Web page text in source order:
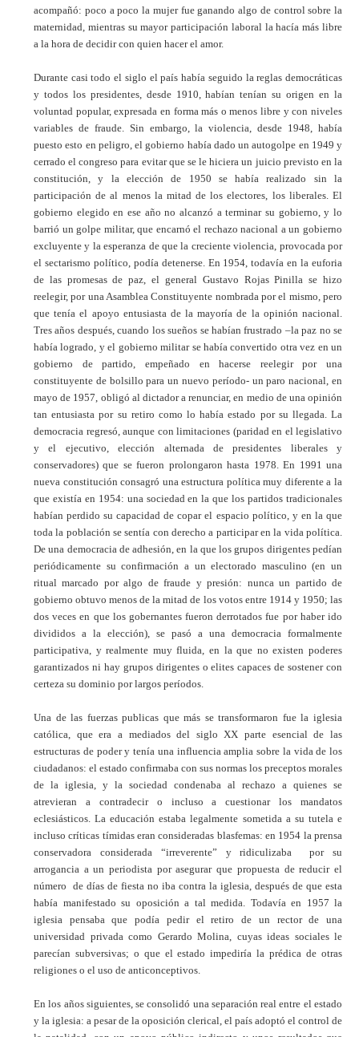
acompañó: poco a poco la mujer fue ganando algo de control sobre la
maternidad, mientras su mayor participación laboral la hacía más libre
a la hora de decidir con quien hacer el amor.
Durante casi todo el siglo el país había seguido la reglas democráticas
y todos los presidentes, desde 1910, habían tenían su origen en la
voluntad popular, expresada en forma más o menos libre y con niveles
variables de fraude. Sin embargo, la violencia, desde 1948, había
puesto esto en peligro, el gobierno había dado un autogolpe en 1949 y
cerrado el congreso para evitar que se le hiciera un juicio previsto en la
constitución, y la elección de 1950 se había realizado sin la
participación de al menos la mitad de los electores, los liberales. El
gobierno elegido en ese año no alcanzó a terminar su gobierno, y lo
barrió un golpe militar, que encarnó el rechazo nacional a un gobierno
excluyente y la esperanza de que la creciente violencia, provocada por
el sectarismo político, podía detenerse. En 1954, todavía en la euforia
de las promesas de paz, el general Gustavo Rojas Pinilla se hizo
reelegir, por una Asamblea Constituyente nombrada por el mismo, pero
que tenía el apoyo entusiasta de la mayoría de la opinión nacional.
Tres años después, cuando los sueños se habían frustrado –la paz no se
había logrado, y el gobierno militar se había convertido otra vez en un
gobierno de partido, empeñado en hacerse reelegir por una
constituyente de bolsillo para un nuevo período- un paro nacional, en
mayo de 1957, obligó al dictador a renunciar, en medio de una opinión
tan entusiasta por su retiro como lo había estado por su llegada. La
democracia regresó, aunque con limitaciones (paridad en el legislativo
y el ejecutivo, elección alternada de presidentes liberales y
conservadores) que se fueron prolongaron hasta 1978. En 1991 una
nueva constitución consagró una estructura política muy diferente a la
que existía en 1954: una sociedad en la que los partidos tradicionales
habían perdido su capacidad de copar el espacio político, y en la que
toda la población se sentía con derecho a participar en la vida política.
De una democracia de adhesión, en la que los grupos dirigentes pedían
periódicamente su confirmación a un electorado masculino (en un
ritual marcado por algo de fraude y presión: nunca un partido de
gobierno obtuvo menos de la mitad de los votos entre 1914 y 1950; las
dos veces en que los gobernantes fueron derrotados fue por haber ido
divididos a la elección), se pasó a una democracia formalmente
participativa, y realmente muy fluida, en la que no existen poderes
garantizados ni hay grupos dirigentes o elites capaces de sostener con
certeza su dominio por largos períodos.
Una de las fuerzas publicas que más se transformaron fue la iglesia
católica, que era a mediados del siglo XX parte esencial de las
estructuras de poder y tenía una influencia amplia sobre la vida de los
ciudadanos: el estado confirmaba con sus normas los preceptos morales
de la iglesia, y la sociedad condenaba al rechazo a quienes se
atrevieran a contradecir o incluso a cuestionar los mandatos
eclesiásticos. La educación estaba legalmente sometida a su tutela e
incluso críticas tímidas eran consideradas blasfemas: en 1954 la prensa
conservadora considerada “irreverente” y ridiculizaba por su
arrogancia a un periodista por asegurar que propuesta de reducir el
número de días de fiesta no iba contra la iglesia, después de que esta
había manifestado su oposición a tal medida. Todavía en 1957 la
iglesia pensaba que podía pedir el retiro de un rector de una
universidad privada como Gerardo Molina, cuyas ideas sociales le
parecían subversivas; o que el estado impediría la prédica de otras
religiones o el uso de anticonceptivos.
En los años siguientes, se consolidó una separación real entre el estado
y la iglesia: a pesar de la oposición clerical, el país adoptó el control de